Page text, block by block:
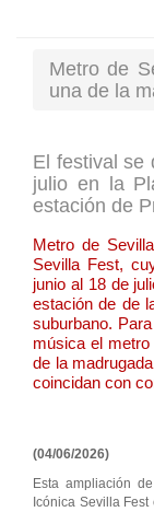
Metro de
una de la
El festival se
julio en la
estación de
Metro de
Sevilla Fest,
junio al 18 de
estación de de
suburbano.
música el
de la
coincidan con
(04/06/2026)
Esta ampliación
Icónica Sevilla